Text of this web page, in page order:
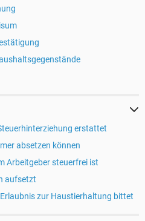
erstattet
absetzen können
Arbeitgeber steuerfrei ist
aufsetzt
zur Haustierhaltung bittet